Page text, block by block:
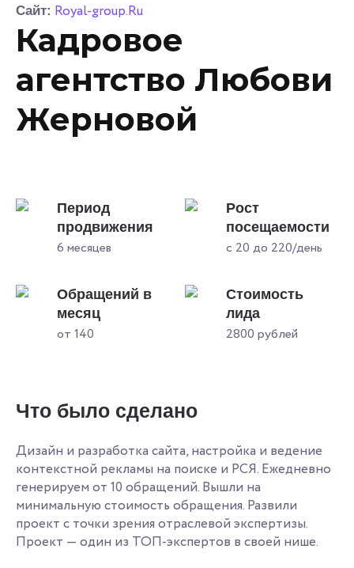
Сайт: Royal-group.Ru
Кадровое
агентство Любови
Жерновой
Период
продвижения
6 месяцев
Рост
посещаемости
с 20 до 220/день
Обращений в
месяц
от 140
Стоимость
лида
2800 рублей
Что было сделано
Дизайн и разработка сайта, настройка и ведение
контекстной рекламы на поиске и РСЯ. Ежедневно
генерируем от 10 обращений. Вышли на
минимальную стоимость обращения. Развили
проект с точки зрения отраслевой экспертизы.
Проект — один из ТОП-экспертов в своей нише.